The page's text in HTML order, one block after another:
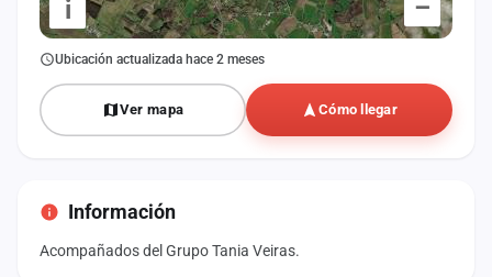
–
i
Ubicación actualizada hace 2 meses
Ver mapa Cómo llegar
Información
Acompañados del Grupo Tania Veiras.